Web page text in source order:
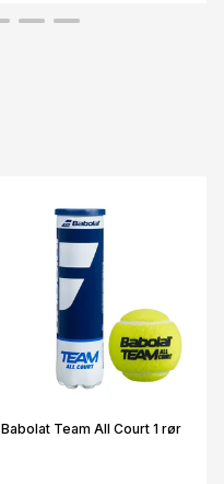
Babolat Team All Court 1 rør